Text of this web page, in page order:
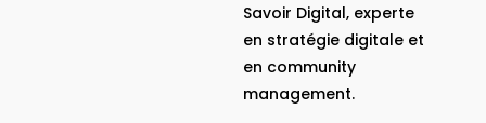
Savoir Digital, experte
en stratégie digitale et
en community
management.